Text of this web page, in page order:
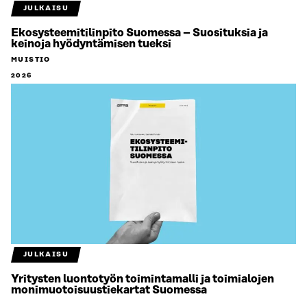
JULKAISU
Ekosysteemitilinpito Suomessa – Suosituksia ja
keinoja hyödyntämisen tueksi
MUISTIO
2026
JULKAISU
Yritysten luontotyön toimintamalli ja toimialojen
monimuotoisuustiekartat Suomessa